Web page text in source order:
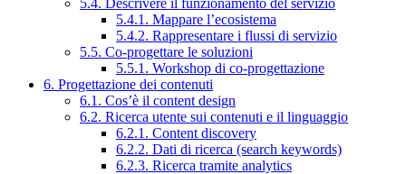
5.4. Descrivere il funzionamento del servizio
5.4.1. Mappare l’ecosistema
5.4.2. Rappresentare i flussi di servizio
5.5. Co-progettare le soluzioni
5.5.1. Workshop di co-progettazione
6. Progettazione dei contenuti
6.1. Cos’è il content design
6.2. Ricerca utente sui contenuti e il linguaggio
6.2.1. Content discovery
6.2.2. Dati di ricerca (search keywords)
6.2.3. Ricerca tramite analytics